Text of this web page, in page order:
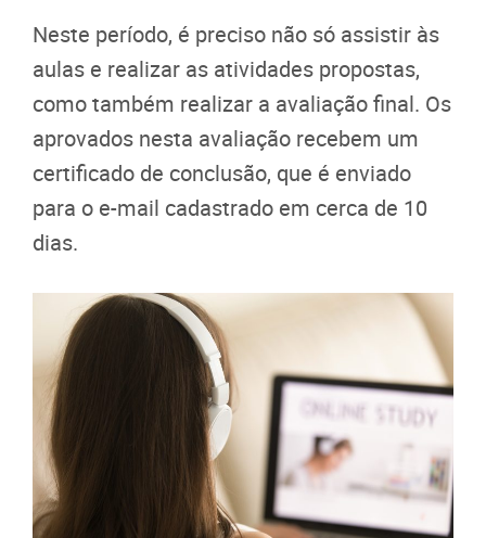
Neste período, é preciso não só assistir às
aulas e realizar as atividades propostas,
como também realizar a avaliação final. Os
aprovados nesta avaliação recebem um
certificado de conclusão, que é enviado
para o e-mail cadastrado em cerca de 10
dias.